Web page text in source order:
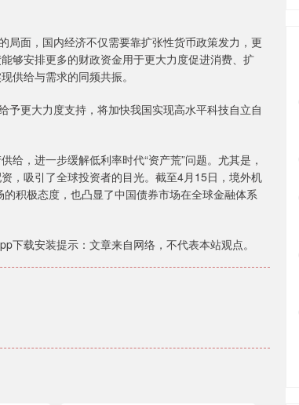
面，国内经济不仅需要靠扩张性货币政策发力，更
够安排更多的财政资金用于更大力度促进消费、扩
供给与需求的同频共振。
更大力度支持，将加快我国实现高水平科技自立自
，进一步缓解低利率时代“资产荒”问题。尤其是，
，吸引了全球投资者的目光。截至4月15日，境外机
积极态度，也凸显了中国债券市场在全球金融体系
下载安装提示：文章来自网络，不代表本站观点。